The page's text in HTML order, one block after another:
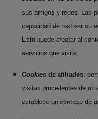
sus amigos y redes. Las
capacidad de rastrear su
Esto puede afectar al
servicios que visita.
Cookies de afiliados:
visitas procedentes de
establece un contrato de